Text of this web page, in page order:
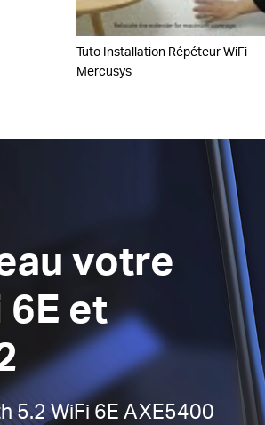
Tuto Installation Répéteur WiFi
Mercusys
votre
6E et
5.2 WiFi 6E AXE5400